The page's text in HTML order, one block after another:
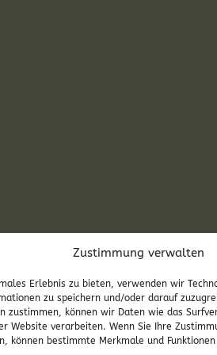
Zustimmung verwalten
Erlebnis zu bieten, verwenden wir
zu speichern und/oder darauf
zustimmen, können wir Daten wie das
Website verarbeiten. Wenn Sie Ihre
können bestimmte Merkmale und